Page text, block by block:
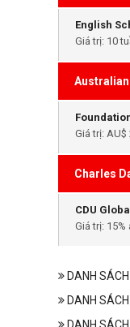
English
Giá trị: 10
Giá trị: AU$
Charles
CDU
Giá trị:
DANH
DANH
DANH